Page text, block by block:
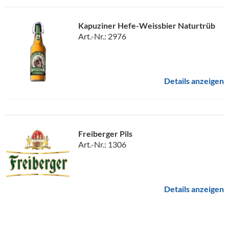
Kapuziner Hefe-Weissbier Naturtrüb
Art.-Nr.: 2976
Details anzeigen
Freiberger Pils
Art.-Nr.: 1306
Details anzeigen